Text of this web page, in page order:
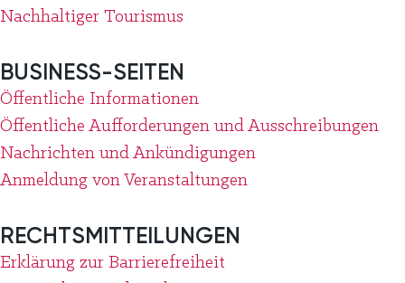
Nachhaltiger Tourismus
BUSINESS-SEITEN
Öffentliche Informationen
Öffentliche Aufforderungen und Ausschreibungen
Nachrichten und Ankündigungen
Anmeldung von Veranstaltungen
RECHTSMITTEILUNGEN
Erklärung zur Barrierefreiheit